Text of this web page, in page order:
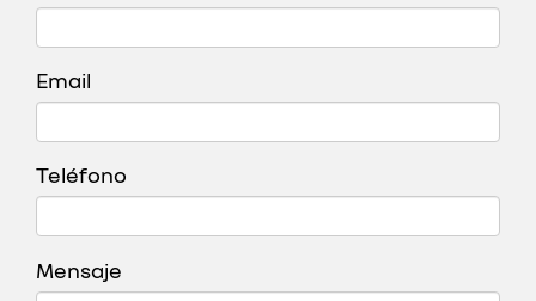
Email
Teléfono
Mensaje